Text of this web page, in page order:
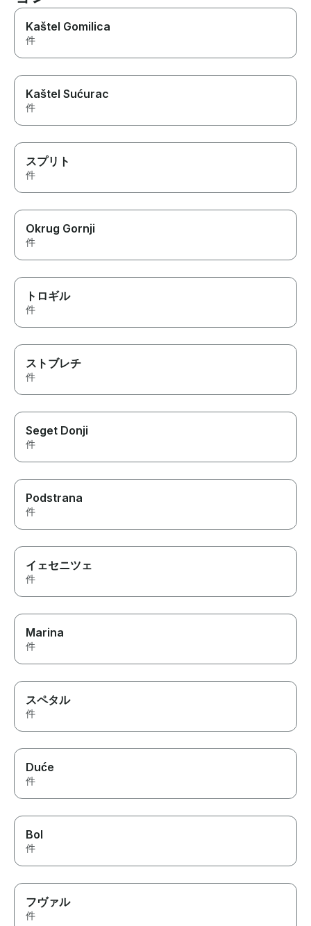
Kaštel Gomilica
件
Kaštel Sućurac
件
スプリト
件
Okrug Gornji
件
トロギル
件
ストブレチ
件
Seget Donji
件
Podstrana
件
イェセニツェ
件
Marina
件
スペタル
件
Duće
件
Bol
件
フヴァル
件